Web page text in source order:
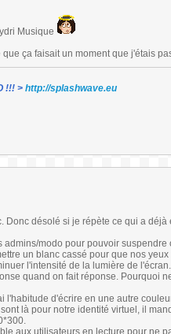
Musique
que ça faisait un moment que j'étais
!!! > http://splashwave.eu
désolé si je répète ce qui a déjà
admins/modo pour pouvoir suspendre
un blanc cassé pour que nos
l'intensité de la lumière de l'écran.
quand on fait réponse. Pourquoi
l'habitude d'écrire en une autre
là pour notre identité virtuel, il
aux utilisateurs en lecture pour ne